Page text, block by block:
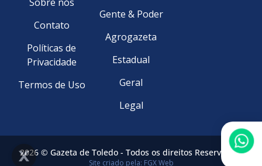
Contato
Políticas de
Privacidade
Termos de Uso
Gente & Poder
Agrogazeta
Estadual
Geral
Legal
2026 © Gazeta de Toledo - Todos os direitos Reservados.
Site criado pela: FGX Web